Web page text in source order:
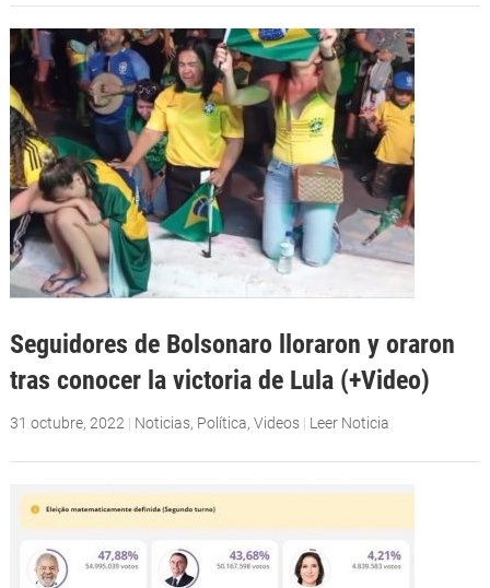
Seguidores de Bolsonaro lloraron y oraron
tras conocer la victoria de Lula (+Video)
31 octubre, 2022 | Noticias, Política, Videos | Leer Noticia